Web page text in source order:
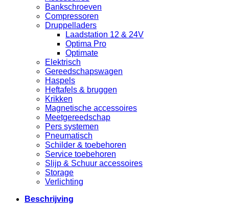
Bankschroeven
Compressoren
Druppelladers
Laadstation 12 & 24V
Optima Pro
Optimate
Elektrisch
Gereedschapswagen
Haspels
Heftafels & bruggen
Krikken
Magnetische accessoires
Meetgereedschap
Pers systemen
Pneumatisch
Schilder & toebehoren
Service toebehoren
Slijp & Schuur accessoires
Storage
Verlichting
Beschrijving